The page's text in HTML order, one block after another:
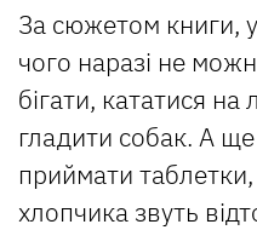
За сюжетом книги,
чого наразі не
бігати, кататися на
гладити собак. А
приймати
хлопчика звуть